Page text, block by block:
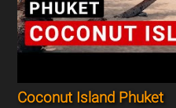
Coconut Island Phuket